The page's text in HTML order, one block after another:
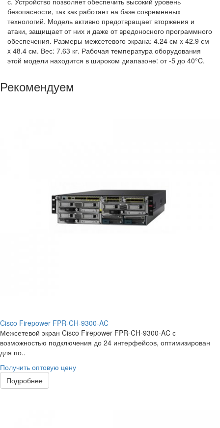
безопасности, так как работает на базе современных
технологий. Модель активно предотвращает вторжения и
атаки, защищает от них и даже от вредоносного программного
обеспечения. Размеры межсетевого экрана: 4.24 см x 42.9 см
x 48.4 см. Вес: 7.63 кг. Рабочая температура оборудования
этой модели находится в широком диапазоне: от -5 до 40°C.
Рекомендуем
Cisco Firepower FPR-CH-9300-AC
Межсетевой экран Cisco Firepower FPR-CH-9300-AC с
возможностью подключения до 24 интерфейсов, оптимизирован
для по..
Получить оптовую цену
Подробнее